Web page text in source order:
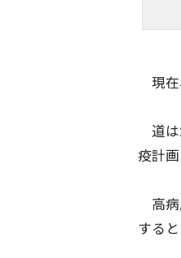
現在
道は
疫計画
高病
すると